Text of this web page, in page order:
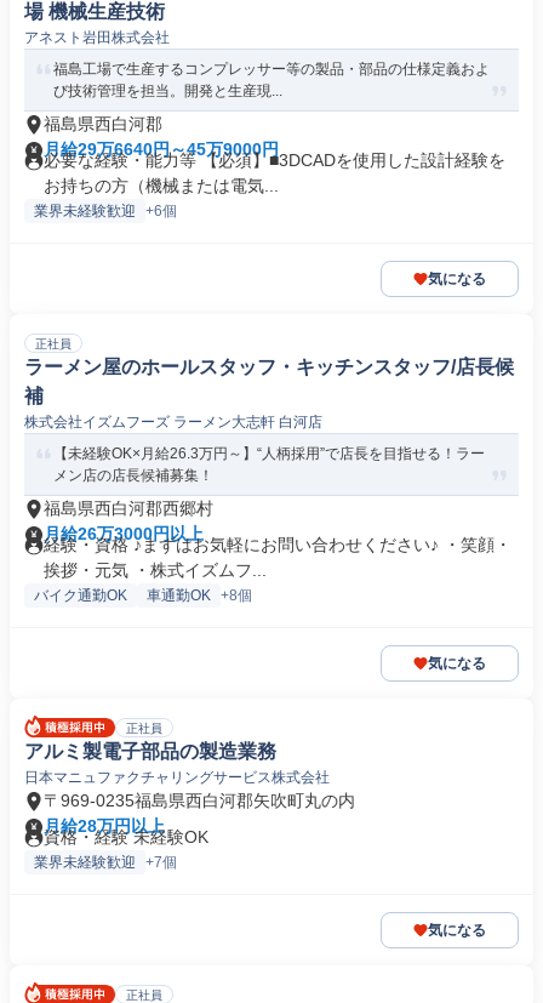
場 機械生産技術
アネスト岩田株式会社
福島工場で生産するコンプレッサー等の製品・部品の仕様定義およ
び技術管理を担当。開発と生産現...
福島県西白河郡
月給29万6640円～45万9000円
必要な経験・能力等 【必須】■3DCADを使用した設計経験を
お持ちの方（機械または電気...
業界未経験歓迎 +6個
気になる
正社員
ラーメン屋のホールスタッフ・キッチンスタッフ/店長候
補
株式会社イズムフーズ ラーメン大志軒 白河店
【未経験OK×月給26.3万円～】“人柄採用”で店長を目指せる！ラー
メン店の店長候補募集！
福島県西白河郡西郷村
月給26万3000円以上
経験・資格 ♪まずはお気軽にお問い合わせください♪ ・笑顔・
挨拶・元気 ・株式イズムフ...
バイク通勤OK 車通勤OK +8個
気になる
正社員
アルミ製電子部品の製造業務
日本マニュファクチャリングサービス株式会社
〒969-0235福島県西白河郡矢吹町丸の内
月給28万円以上
資格・経験 未経験OK
業界未経験歓迎 +7個
気になる
正社員